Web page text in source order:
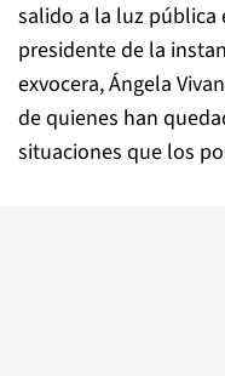
salido a la luz
presidente de la
exvocera, Ángela
de quienes han
situaciones que los